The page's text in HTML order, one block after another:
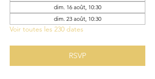
dim. 16 août, 10:30
dim. 23 août, 10:30
Voir toutes les 230 dates
RSVP